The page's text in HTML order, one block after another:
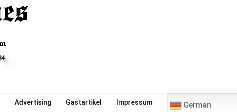
Advertising Gastartikel Impressum German